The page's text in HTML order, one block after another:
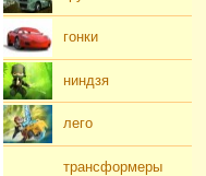
гонки
ниндзя
лего
трансформеры